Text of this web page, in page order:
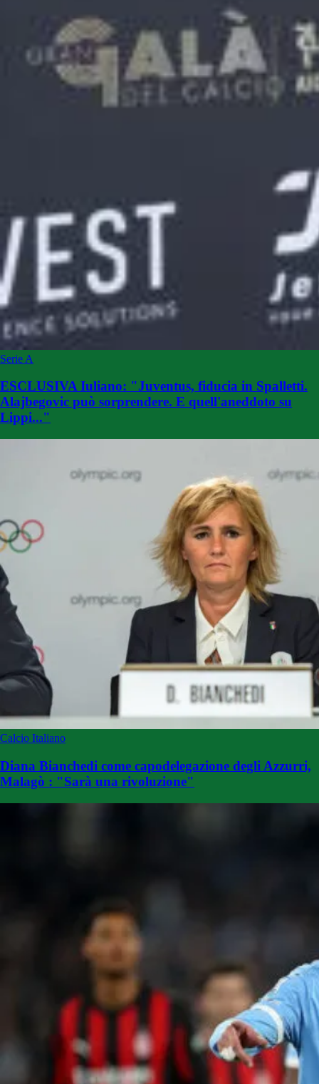
Serie A
ESCLUSIVA Iuliano: "Juventus, fiducia in Spalletti.
Alajbegovic può sorprendere. E quell'aneddoto su
Lippi..."
Calcio Italiano
Diana Bianchedi come capodelegazione degli Azzurri,
Malagò : "Sarà una rivoluzione"